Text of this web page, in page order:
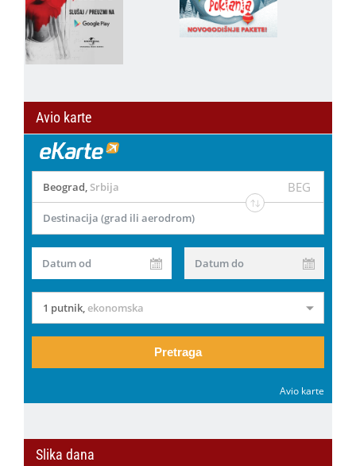
Avio karte
Beograd, Srbija BEG
Destinacija (grad ili aerodrom)
Datum od Datum do
1 putnik,ekonomska
Pretraga
Avio karte
Slika dana